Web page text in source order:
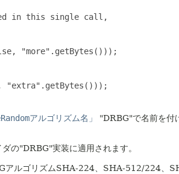
in this single call,
"more".getBytes()));
"extra".getBytes()));
アルゴリズム名」 "DRBG"で名前を付
の"DRBG"実装に適用されます。
アルゴリズムSHA-224、SHA-512/224